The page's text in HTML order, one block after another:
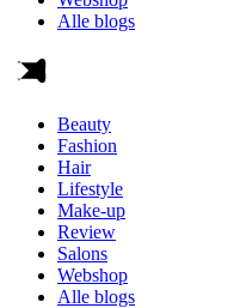
Alle blogs
Beauty
Fashion
Hair
Lifestyle
Make-up
Review
Salons
Webshop
Alle blogs